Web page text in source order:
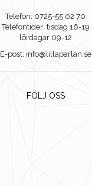
Telefon: 0725-55 02 70
Telefontider: tisdag 16-19
lördagar 09-12
E-post: info@lillaparlan.se
FÖLJ OSS